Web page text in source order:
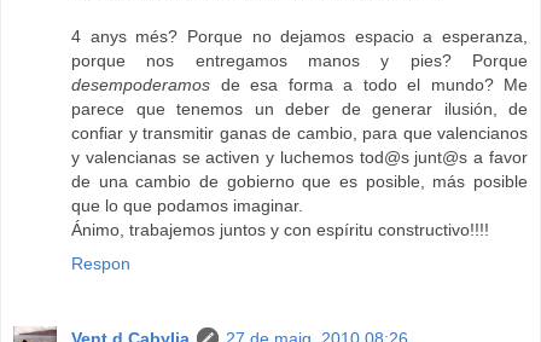
4 anys més? Porque no dejamos espacio a esperanza,
porque nos entregamos manos y pies? Porque
desempoderamos de esa forma a todo el mundo? Me
parece que tenemos un deber de generar ilusión, de
confiar y transmitir ganas de cambio, para que valencianos
y valencianas se activen y luchemos tod@s junt@s a favor
de una cambio de gobierno que es posible, más posible
que lo que podamos imaginar.
Ánimo, trabajemos juntos y con espíritu constructivo!!!!
Respon